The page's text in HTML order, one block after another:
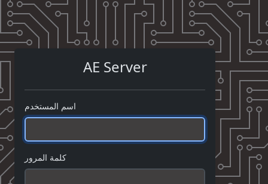
AE Server
اسم المستخدم
كلمة المرور